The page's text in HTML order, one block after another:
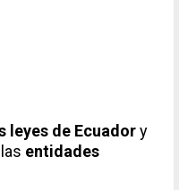
leyes de Ecuadory
entidades